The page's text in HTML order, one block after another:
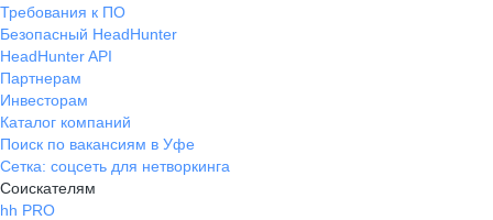
Требования к ПО
Безопасный HeadHunter
HeadHunter API
Партнерам
Инвесторам
Каталог компаний
Поиск по вакансиям в Уфе
Сетка: соцсеть для нетворкинга
Соискателям
hh PRO